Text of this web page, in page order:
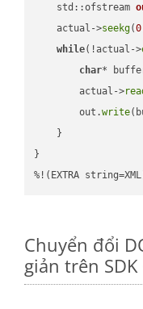
std::ofstream
    actual->
seekg(0
while(!actual->
char*
        actual->
        out.
write
    }
}
%!(EXTRA
Chuyển đổi
giản trên SDK